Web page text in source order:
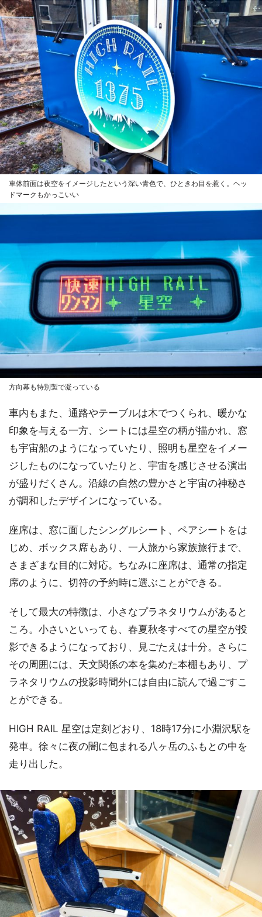
車体前面は夜空をイメージしたという深い青色で、ひときわ目を惹く。ヘッ
ドマークもかっこいい
方向幕も特別製で凝っている
車内もまた、通路やテーブルは木でつくられ、暖かな
印象を与える一方、シートには星空の柄が描かれ、窓
も宇宙船のようになっていたり、照明も星空をイメー
ジしたものになっていたりと、宇宙を感じさせる演出
が盛りだくさん。沿線の自然の豊かさと宇宙の神秘さ
が調和したデザインになっている。
座席は、窓に面したシングルシート、ペアシートをは
じめ、ボックス席もあり、一人旅から家族旅行まで、
さまざまな目的に対応。ちなみに座席は、通常の指定
席のように、切符の予約時に選ぶことができる。
そして最大の特徴は、小さなプラネタリウムがあると
ころ。小さいといっても、春夏秋冬すべての星空が投
影できるようになっており、見ごたえは十分。さらに
その周囲には、天文関係の本を集めた本棚もあり、プ
ラネタリウムの投影時間外には自由に読んで過ごすこ
とができる。
HIGH RAIL 星空は定刻どおり、18時17分に小淵沢駅を
発車。徐々に夜の闇に包まれる八ヶ岳のふもとの中を
走り出した。